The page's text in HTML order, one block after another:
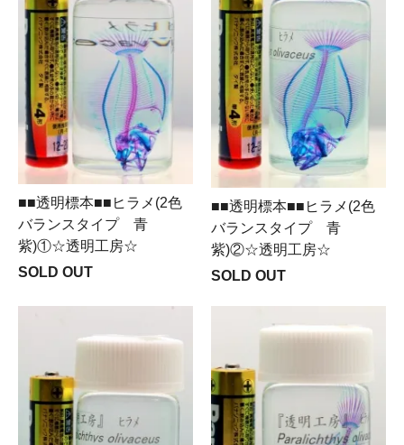
■■透明標本■■ヒラメ(2色
バランスタイプ 青
紫)①☆透明工房☆
SOLD OUT
■■透明標本■■ヒラメ(2色
バランスタイプ 青
紫)②☆透明工房☆
SOLD OUT